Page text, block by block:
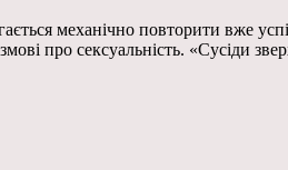
механічно повторити вже
про сексуальність. «Сусіди